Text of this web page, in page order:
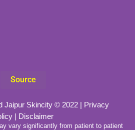
Source
Jaipur Skincity © 2022 | Privacy
| Disclaimer
vary significantly from patient to patient